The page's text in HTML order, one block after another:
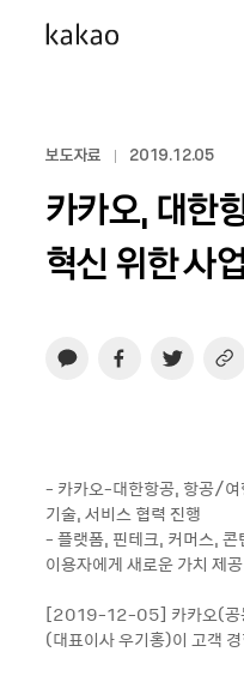
보도자료 2019.12.05
카카오, 대한
혁신 위한 사
- 카카오-대한항공, 항공/여
기술, 서비스 협력 진행
- 플랫폼, 핀테크, 커머스,
이용자에게 새로운 가치 제공
[2019-12-05] 카카오(공
(대표이사 우기홍)이 고객